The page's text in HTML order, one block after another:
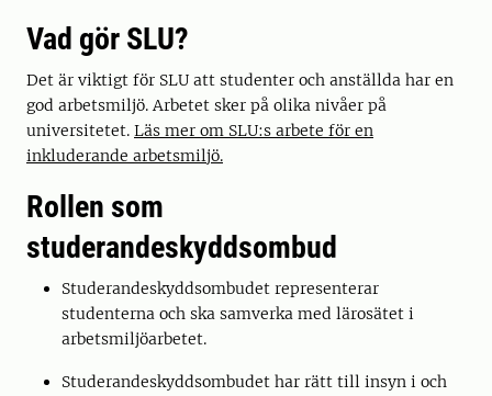
Vad gör SLU?
Det är viktigt för SLU att studenter och anställda har en
god arbetsmiljö. Arbetet sker på olika nivåer på
universitetet. Läs mer om SLU:s arbete för en
inkluderande arbetsmiljö.
Rollen som
studerandeskyddsombud
Studerandeskyddsombudet representerar
studenterna och ska samverka med lärosätet i
arbetsmiljöarbetet.
Studerandeskyddsombudet har rätt till insyn i och